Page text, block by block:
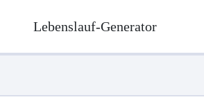
Lebenslauf-Generator